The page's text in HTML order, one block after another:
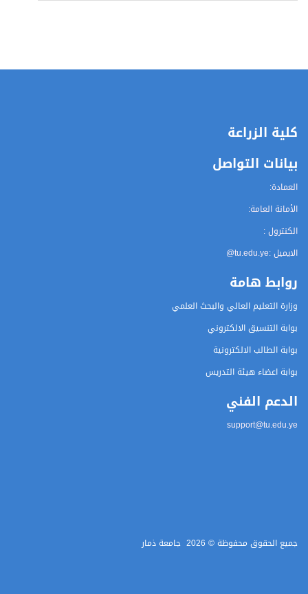
كلية الزراعة
بيانات التواصل
العمادة:
الأمانة العامة:
الكنترول :
الايميل :@tu.edu.ye
روابط هامة
وزارة التعليم العالي والبحث العلمي
بوابة التنسيق الالكتروني
بوابة الطالب الالكترونية
بوابة اعضاء هيئة التدريس
الدعم الفني
support@tu.edu.ye
جميع الحقوق محفوظة © 2026 جامعة ذمار